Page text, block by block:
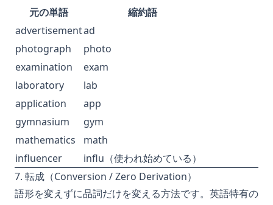
元の単語
縮約語
advertisementad
photograph
photo
examination
exam
laboratory
lab
application
app
gymnasium
gym
mathematics
math
influencer
influ（使われ始めている）
7. 転成（Conversion / Zero Derivation）
語形を変えずに品詞だけを変える方法です。英語特有の